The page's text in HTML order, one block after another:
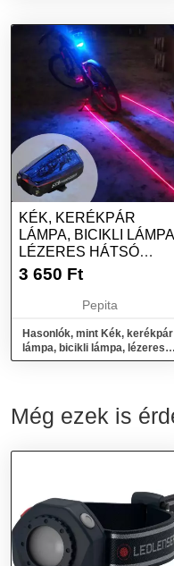
KÉK, KERÉKPÁR
LÁMPA, BICIKLI
LÉZERES HÁTSÓ
LÁMPA
3 650 Ft
Pepita
Hasonlók, mint Kék, kerékpár
lámpa, bicikli lámpa, lézeres
hátsó lámpa
Még ezek is